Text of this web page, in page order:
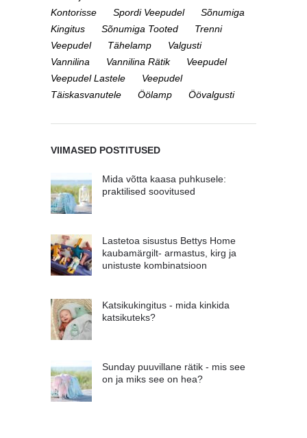
Kontorisse
Spordi Veepudel
Sõnumiga
Kingitus
Sõnumiga Tooted
Trenni
Veepudel
Tähelamp
Valgusti
Vannilina
Vannilina Rätik
Veepudel
Veepudel Lastele
Veepudel
Täiskasvanutele
Öölamp Öövalgusti
VIIMASED POSTITUSED
Mida võtta kaasa puhkusele:
praktilised soovitused
Lastetoa sisustus Bettys Home
kaubamärgilt- armastus, kirg ja
unistuste kombinatsioon
Katsikukingitus - mida kinkida
katsikuteks?
Sunday puuvillane rätik - mis see
on ja miks see on hea?